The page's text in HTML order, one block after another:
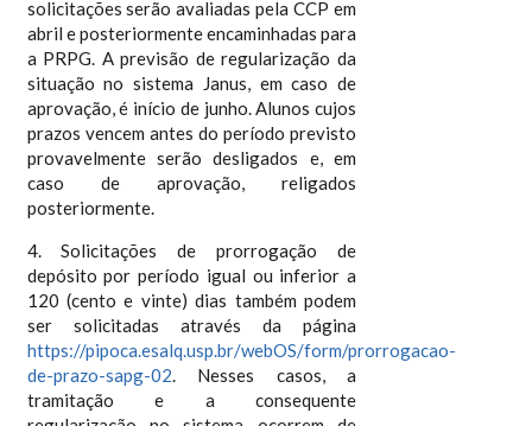
solicitações serão avaliadas pela CCP em
abril e posteriormente encaminhadas para
a PRPG. A previsão de regularização da
situação no sistema Janus, em caso de
aprovação, é início de junho. Alunos cujos
prazos vencem antes do período previsto
provavelmente serão desligados e, em
caso de aprovação, religados
posteriormente.
4. Solicitações de prorrogação de
depósito por período igual ou inferior a
120 (cento e vinte) dias também podem
ser solicitadas através da página
https://pipoca.esalq.usp.br/webOS/form/prorrogacao-
de-prazo-sapg-02. Nesses casos, a
tramitação e a consequente